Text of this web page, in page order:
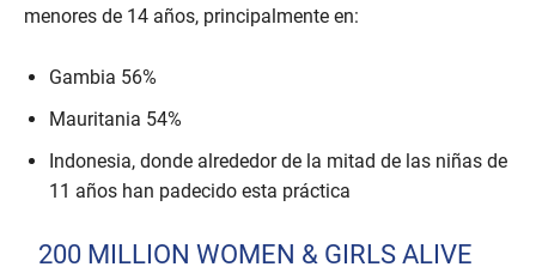
menores de 14 años, principalmente en:
Gambia 56%
Mauritania 54%
Indonesia, donde alrededor de la mitad de las niñas de
11 años han padecido esta práctica
200 MILLION WOMEN & GIRLS ALIVE